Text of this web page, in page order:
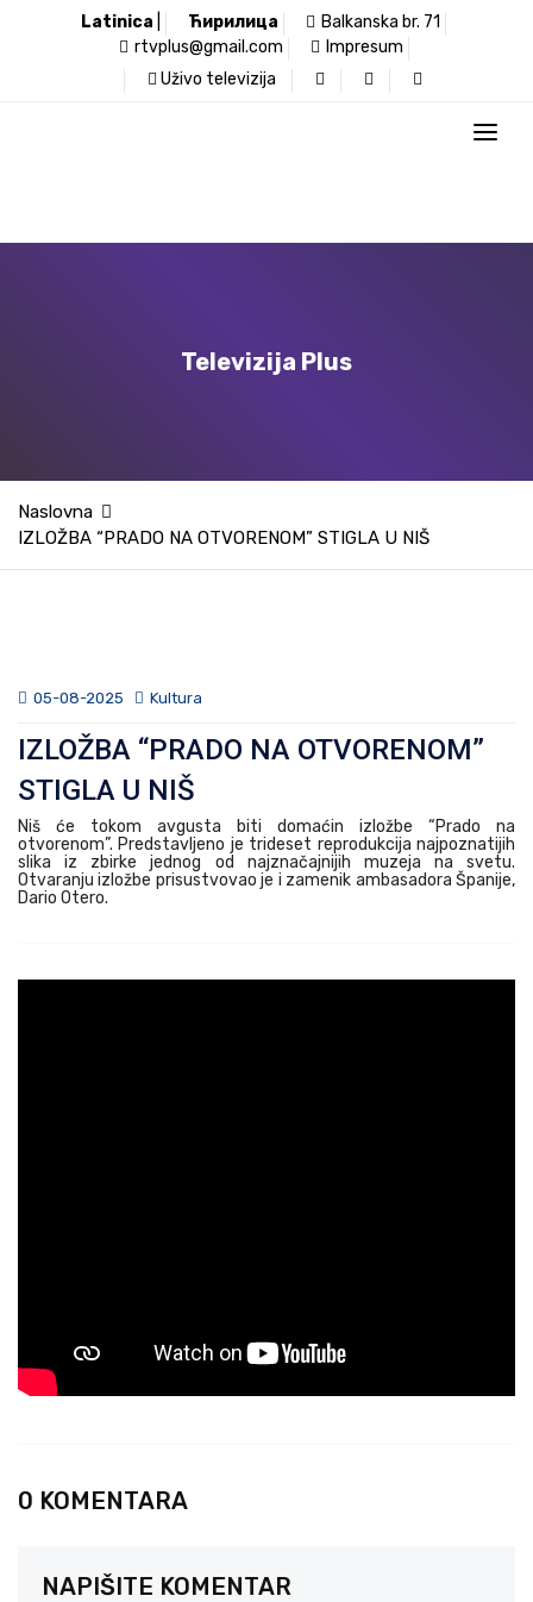
Latinica Ћирилица
Balkanska br. 71
rtvplus@gmail.com
Impresum
Uživo televizija
Televizija Plus
Naslovna
IZLOŽBA “PRADO NA OTVORENOM” STIGLA U NIŠ
05-08-2025 Kultura
IZLOŽBA “PRADO NA OTVORENOM”
STIGLA U NIŠ
Niš će tokom avgusta biti domaćin izložbe “Prado na
otvorenom”. Predstavljeno je trideset reprodukcija najpoznatijih
slika iz zbirke jednog od najznačajnijih muzeja na svetu.
Otvaranju izložbe prisustvovao je i zamenik ambasadora Španije,
Dario Otero.
0 KOMENTARA
NAPIŠITE KOMENTAR